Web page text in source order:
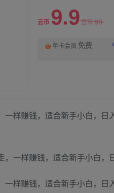
云币 9.9云币99
年卡会员 免费
样赚钱，适合新手小白，日
样赚钱，适合新手小白，